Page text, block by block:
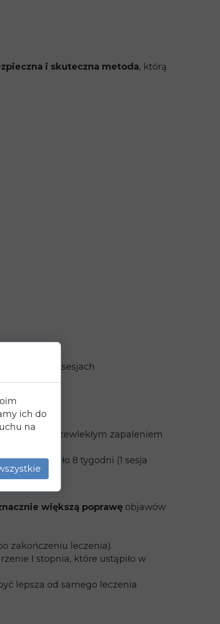
po 3–6 sesjach
z przewlekłym zapaleniem
trwało 8 tygodni (1 sesja
większą poprawę objawów
zakończeniu leczenia).
I stopnia, które ustąpiło w
lepsza od samego leczenia
i skuteczna metoda, którą
ich do
na